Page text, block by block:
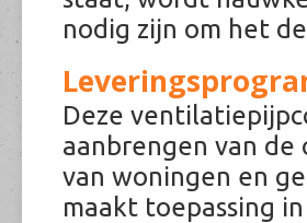
nodig zijn om het
Deze
aanbrengen van
van woningen en
maakt toepassing